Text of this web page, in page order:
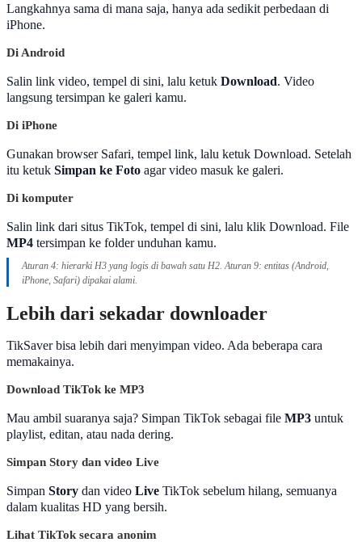
Langkahnya sama di mana saja, hanya ada sedikit perbedaan di
iPhone.
Di Android
Salin link video, tempel di sini, lalu ketuk Download. Video
langsung tersimpan ke galeri kamu.
Di iPhone
Gunakan browser Safari, tempel link, lalu ketuk Download. Setelah
itu ketuk Simpan ke Foto agar video masuk ke galeri.
Di komputer
Salin link dari situs TikTok, tempel di sini, lalu klik Download. File
MP4 tersimpan ke folder unduhan kamu.
Aturan 4: hierarki H3 yang logis di bawah satu H2. Aturan 9: entitas (Android,
iPhone, Safari) dipakai alami.
Lebih dari sekadar downloader
TikSaver bisa lebih dari menyimpan video. Ada beberapa cara
memakainya.
Download TikTok ke MP3
Mau ambil suaranya saja? Simpan TikTok sebagai file MP3 untuk
playlist, editan, atau nada dering.
Simpan Story dan video Live
Simpan Story dan video Live TikTok sebelum hilang, semuanya
dalam kualitas HD yang bersih.
Lihat TikTok secara anonim